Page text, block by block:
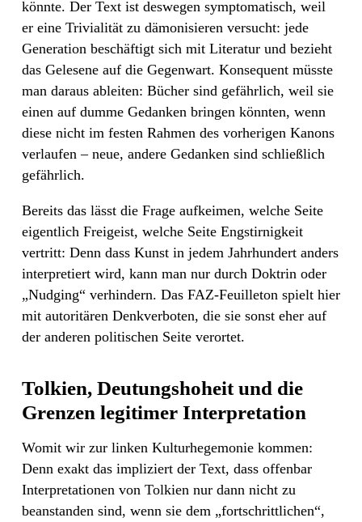
könnte. Der Text ist deswegen symptomatisch, weil
er eine Trivialität zu dämonisieren versucht: jede
Generation beschäftigt sich mit Literatur und bezieht
das Gelesene auf die Gegenwart. Konsequent müsste
man daraus ableiten: Bücher sind gefährlich, weil sie
einen auf dumme Gedanken bringen könnten, wenn
diese nicht im festen Rahmen des vorherigen Kanons
verlaufen – neue, andere Gedanken sind schließlich
gefährlich.
Bereits das lässt die Frage aufkeimen, welche Seite
eigentlich Freigeist, welche Seite Engstirnigkeit
vertritt: Denn dass Kunst in jedem Jahrhundert anders
interpretiert wird, kann man nur durch Doktrin oder
„Nudging“ verhindern. Das FAZ-Feuilleton spielt hier
mit autoritären Denkverboten, die sie sonst eher auf
der anderen politischen Seite verortet.
Tolkien, Deutungshoheit und die
Grenzen legitimer Interpretation
Womit wir zur linken Kulturhegemonie kommen:
Denn exakt das impliziert der Text, dass offenbar
Interpretationen von Tolkien nur dann nicht zu
beanstanden sind, wenn sie dem „fortschrittlichen“,